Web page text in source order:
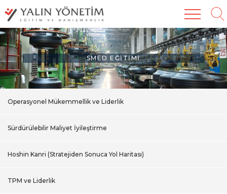
SMED EĞITIMI
Operasyonel Mükemmellik ve Liderlik
Sürdürülebilir Maliyet İyileştirme
Hoshin Kanri (Stratejiden Sonuca Yol Haritası)
TPM ve Liderlik